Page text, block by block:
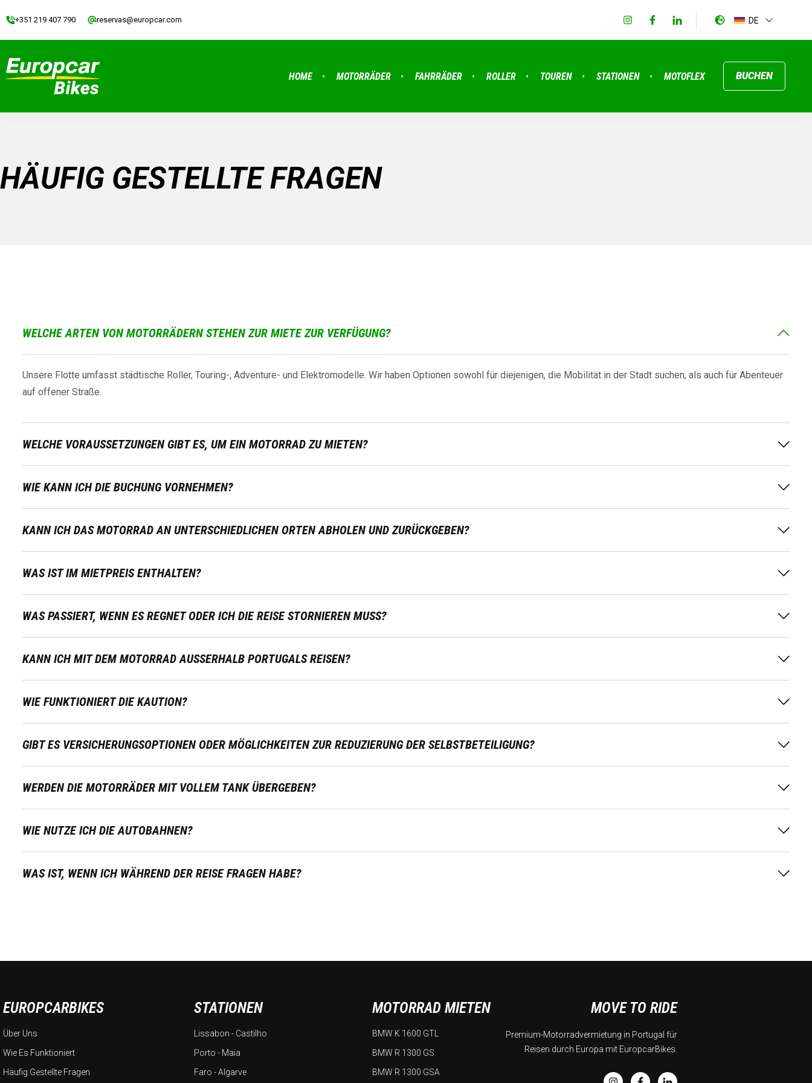
+351 219 407 790 reservas@europcar.com DE
HOME MOTORRÄDER FAHRRÄDER ROLLER TOUREN STATIONEN MOTOFLEX BUCHEN
HÄUFIG GESTELLTE FRAGEN
WELCHE ARTEN VON MOTORRÄDERN STEHEN ZUR MIETE ZUR VERFÜGUNG?
Unsere Flotte umfasst städtische Roller, Touring-, Adventure- und Elektromodelle. Wir haben Optionen sowohl für diejenigen, die Mobilität in der Stadt suchen, als auch für Abenteuer
auf offener Straße.
WELCHE VORAUSSETZUNGEN GIBT ES, UM EIN MOTORRAD ZU MIETEN?
WIE KANN ICH DIE BUCHUNG VORNEHMEN?
KANN ICH DAS MOTORRAD AN UNTERSCHIEDLICHEN ORTEN ABHOLEN UND ZURÜCKGEBEN?
WAS IST IM MIETPREIS ENTHALTEN?
WAS PASSIERT, WENN ES REGNET ODER ICH DIE REISE STORNIEREN MUSS?
KANN ICH MIT DEM MOTORRAD AUSSERHALB PORTUGALS REISEN?
WIE FUNKTIONIERT DIE KAUTION?
GIBT ES VERSICHERUNGSOPTIONEN ODER MÖGLICHKEITEN ZUR REDUZIERUNG DER SELBSTBETEILIGUNG?
WERDEN DIE MOTORRÄDER MIT VOLLEM TANK ÜBERGEBEN?
WIE NUTZE ICH DIE AUTOBAHNEN?
WAS IST, WENN ICH WÄHREND DER REISE FRAGEN HABE?
EUROPCARBIKES
Über Uns
Wie Es Funktioniert
Häufig Gestellte Fragen
STATIONEN
Lissabon - Castilho
Porto - Maia
Faro - Algarve
MOTORRAD MIETEN
BMW K 1600 GTL
BMW R 1300 GS
BMW R 1300 GSA
MOVE TO RIDE
Premium-Motorradvermietung in Portugal für
Reisen durch Europa mit EuropcarBikes.